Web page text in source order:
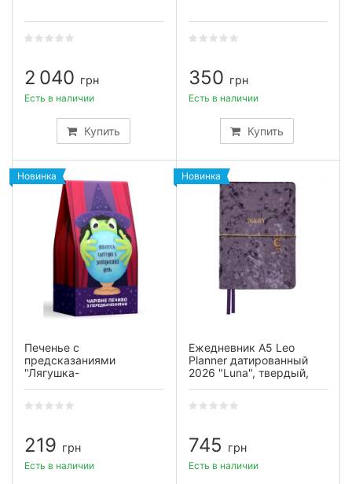
2 040 грн
Купить
Есть в наличии
350 грн
Купить
Есть в наличии
Новинка
Печенье с
предсказаниями
"Лягушка-
219 грн
Есть в наличии
Новинка
Ежедневник А5 Leo
Planner датированный
2026 "Luna", твердый,
745 грн
Есть в наличии